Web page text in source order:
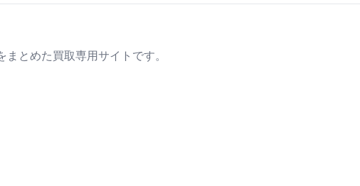
とめた買取専用サイトです。